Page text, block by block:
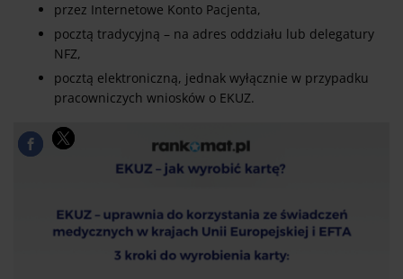
przez Internetowe Konto Pacjenta,
pocztą tradycyjną – na adres oddziału lub delegatury
NFZ,
pocztą elektroniczną, jednak wyłącznie w przypadku
pracowniczych wniosków o EKUZ.